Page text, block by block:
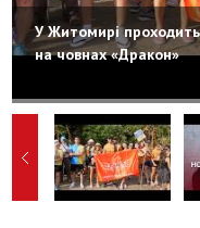
У Житомирі
на човнах «Дракон»